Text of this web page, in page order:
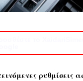
ρυθμίσεις